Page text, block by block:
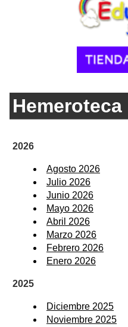
Hemeroteca
2026
Agosto 2026
Julio 2026
Junio 2026
Mayo 2026
Abril 2026
Marzo 2026
Febrero 2026
Enero 2026
2025
Diciembre 2025
Noviembre 2025